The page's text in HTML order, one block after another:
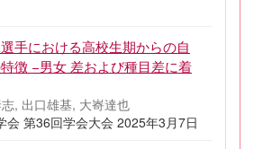
手における高校生期からの自
徴 −男女 差および種目差に着
, 出口雄基, 大㟢達也
会 第36回学会大会 2025年3月7日